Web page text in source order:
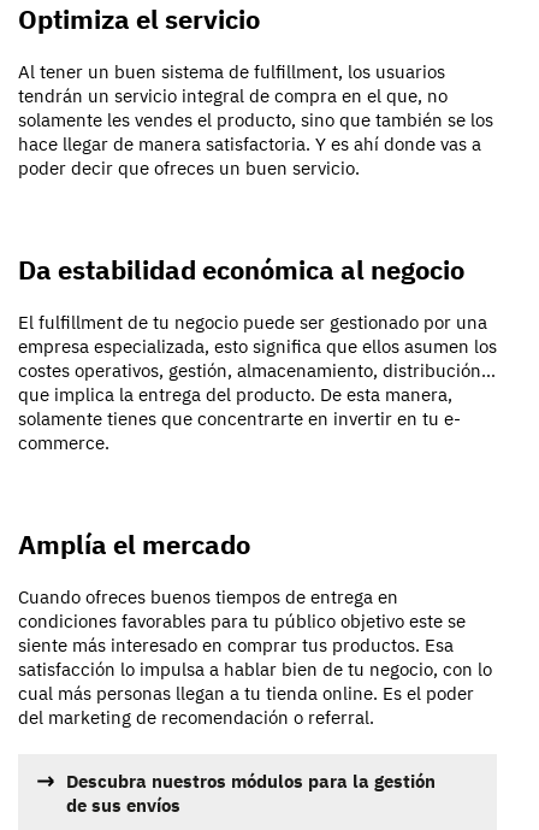
Optimiza el servicio
Al tener un buen sistema de fulfillment, los usuarios
tendrán un servicio integral de compra en el que, no
solamente les vendes el producto, sino que también se los
hace llegar de manera satisfactoria. Y es ahí donde vas a
poder decir que ofreces un buen servicio.
Da estabilidad económica al negocio
El fulfillment de tu negocio puede ser gestionado por una
empresa especializada, esto significa que ellos asumen los
costes operativos, gestión, almacenamiento, distribución…
que implica la entrega del producto. De esta manera,
solamente tienes que concentrarte en invertir en tu e-
commerce.
Amplía el mercado
Cuando ofreces buenos tiempos de entrega en
condiciones favorables para tu público objetivo este se
siente más interesado en comprar tus productos. Esa
satisfacción lo impulsa a hablar bien de tu negocio, con lo
cual más personas llegan a tu tienda online. Es el poder
del marketing de recomendación o referral.
Descubra nuestros módulos para la gestión
de sus envíos